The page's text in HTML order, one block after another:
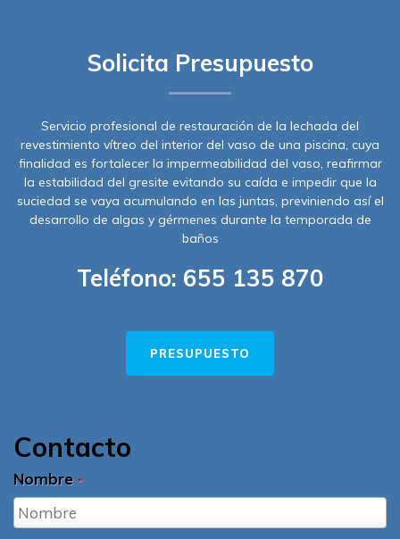
Solicita Presupuesto
Servicio profesional de restauración de la lechada del
revestimiento vítreo del interior del vaso de una piscina, cuya
finalidad es fortalecer la impermeabilidad del vaso, reafirmar
la estabilidad del gresite evitando su caída e impedir que la
suciedad se vaya acumulando en las juntas, previniendo así el
desarrollo de algas y gérmenes durante la temporada de
baños
Teléfono: 655 135 870
PRESUPUESTO
Contacto
Nombre *